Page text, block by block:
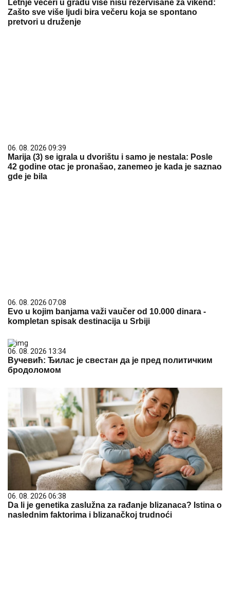
Letnje večeri u gradu više nisu rezervisane za vikend:
Zašto sve više ljudi bira večeru koja se spontano
pretvori u druženje
06. 08. 2026 09:39
Marija (3) se igrala u dvorištu i samo je nestala: Posle
42 godine otac je pronašao, zanemeo je kada je saznao
gde je bila
06. 08. 2026 07:08
Evo u kojim banjama važi vaučer od 10.000 dinara -
kompletan spisak destinacija u Srbiji
06. 08. 2026 13:34
Вучевић: Ђилас је свестан да је пред политичким
бродоломом
06. 08. 2026 06:38
Da li je genetika zaslužna za rađanje blizanaca? Istina o
naslednim faktorima i blizanačkoj trudnoći